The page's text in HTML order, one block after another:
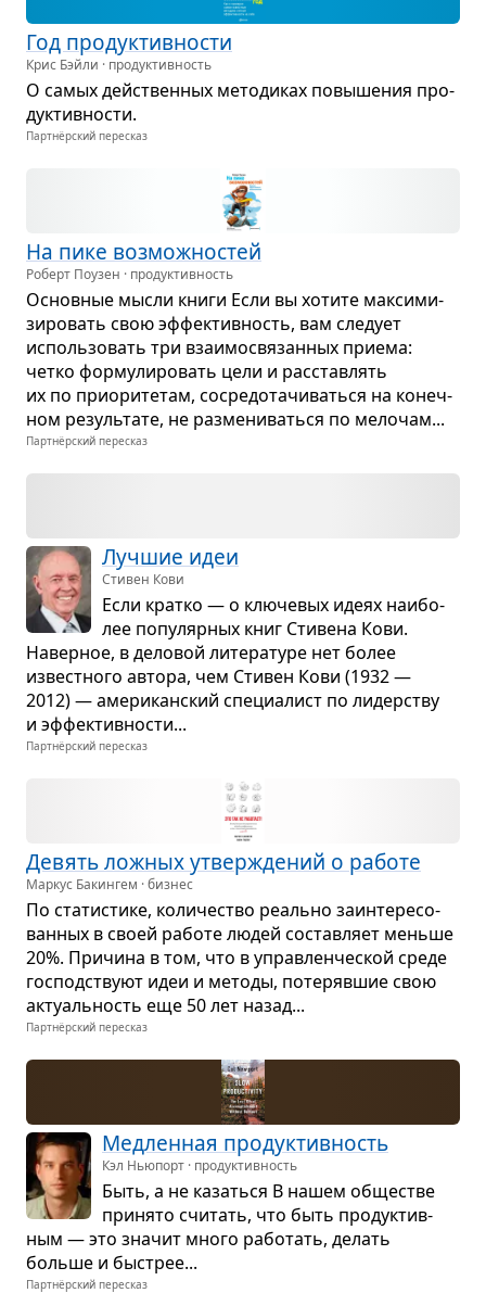
Год про­дук­тив­но­сти
Крис Бэйли · продуктивность
О самых действен­ных мето­ди­ках повы­ше­ния про­
дук­тив­но­сти.
Партнёрский пересказ
На пике воз­мож­но­стей
Роберт Поузен · продуктивность
Основ­ные мысли книги Если вы хотите мак­си­ми­
зи­ро­вать свою эффек­тив­ность, вам сле­дует
исполь­зо­вать три вза­и­мо­свя­зан­ных при­ема:
четко фор­му­ли­ро­вать цели и рас­став­лять
их по при­о­ри­те­там, сосре­до­та­чи­ваться на конеч­
ном резуль­тате, не раз­ме­ни­ваться по мело­чам...
Партнёрский пересказ
Луч­шие идеи
Стивен Кови
Если кратко — о клю­че­вых идеях наи­бо­
лее попу­ляр­ных книг Сти­вена Кови.
Навер­ное, в дело­вой лите­ра­туре нет более
извест­ного автора, чем Сти­вен Кови (1932 —
2012) — аме­ри­кан­ский спе­ци­а­лист по лидер­ству
и эффек­тив­но­сти...
Партнёрский пересказ
Девять лож­ных утвер­жде­ний о работе
Маркус Бакингем · бизнес
По ста­ти­стике, коли­че­ство реально заин­те­ре­со­
ван­ных в своей работе людей состав­ляет меньше
20%. При­чина в том, что в управ­лен­че­ской среде
гос­под­ствуют идеи и методы, поте­ряв­шие свою
акту­аль­ность еще 50 лет назад...
Партнёрский пересказ
Мед­лен­ная про­дук­тив­ность
Кэл Ньюпорт · продуктивность
Быть, а не казаться В нашем обще­стве
при­нято счи­тать, что быть про­дук­тив­
ным — это зна­чит много рабо­тать, делать
больше и быстрее...
Партнёрский пересказ